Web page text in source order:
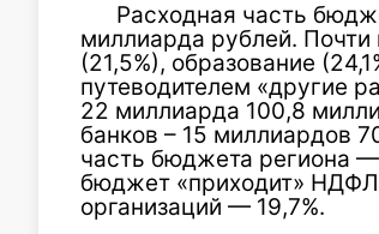
Расходная часть
миллиарда рублей.
(21,5%), образование
путеводителем «другие
22 миллиарда 100,8
банков – 15 миллиардов
часть бюджета региона
бюджет «приходит» НДФЛ
организаций — 19,7%.